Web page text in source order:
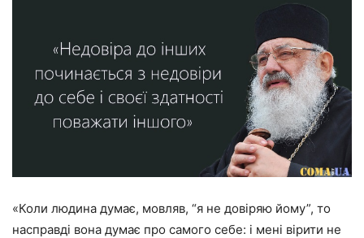
«Коли людина думає, мовляв, “я не довіряю йому”, то
насправді вона думає про самого себе: і мені вірити не